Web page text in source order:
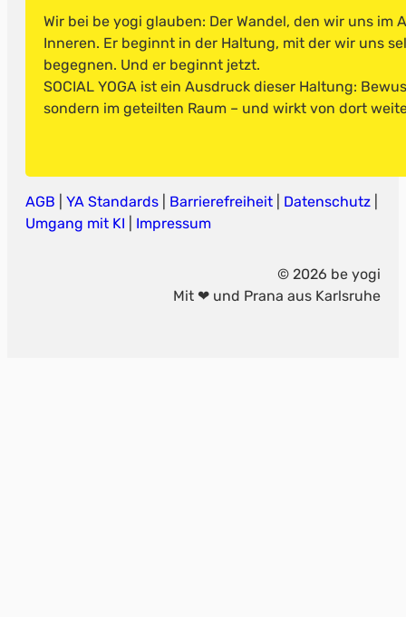
Wir bei be yogi glauben: Der Wandel, den wir uns im
Inneren. Er beginnt in der Haltung, mit der wir uns
begegnen. Und er beginnt jetzt.
SOCIAL YOGA ist ein Ausdruck dieser Haltung:
sondern im geteilten Raum – und wirkt von dort
AGB YA Standards Barrierefreiheit Datenschutz
Umgang mit KI
Impressum
© 2026 be yogi
Mit ❤ und Prana aus Karlsruhe